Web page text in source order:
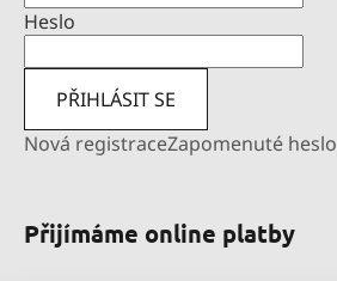
Heslo
PŘIHLÁSIT SE
Nová registraceZapomenuté heslo
Přijímáme online platby